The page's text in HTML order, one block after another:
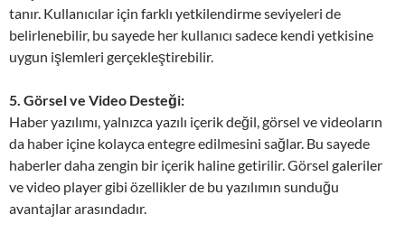
tanır. Kullanıcılar için farklı yetkilendirme seviyeleri de
belirlenebilir, bu sayede her kullanıcı sadece kendi yetkisine
uygun işlemleri gerçekleştirebilir.
5. Görsel ve Video Desteği:
Haber yazılımı, yalnızca yazılı içerik değil, görsel ve videoların
da haber içine kolayca entegre edilmesini sağlar. Bu sayede
haberler daha zengin bir içerik haline getirilir. Görsel galeriler
ve video player gibi özellikler de bu yazılımın sunduğu
avantajlar arasındadır.